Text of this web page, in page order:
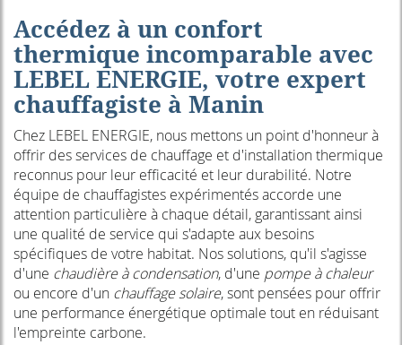
Accédez à un confort
thermique incomparable avec
LEBEL ENERGIE, votre expert
chauffagiste à Manin
Chez LEBEL ENERGIE, nous mettons un point d'honneur à
offrir des services de chauffage et d'installation thermique
reconnus pour leur efficacité et leur durabilité. Notre
équipe de chauffagistes expérimentés accorde une
attention particulière à chaque détail, garantissant ainsi
une qualité de service qui s'adapte aux besoins
spécifiques de votre habitat. Nos solutions, qu'il s'agisse
d'une chaudière à condensation, d'une pompe à chaleur
ou encore d'un chauffage solaire, sont pensées pour offrir
une performance énergétique optimale tout en réduisant
l'empreinte carbone.